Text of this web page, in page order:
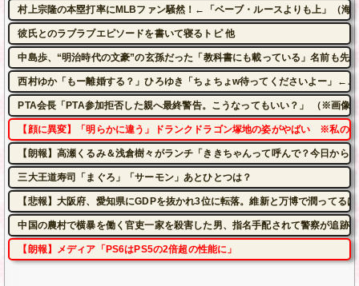
村上宗隆の本塁打率にMLBファン騒然！←「ベーブ・ルースよりも上」（海
彼氏とのラブラブエピソードを書いて寝るトピ 他
中島歩、“明治時代の文豪”の玄孫だった「教科書にも載っている」名前も先
西村ゆか「もー離婚する？」ひろゆき「ちょちょw待ってくださいよー」←こ
PTA会長「PTA参加拒否した親へ最終警告。こうなってもいい？」 （※画像
【顔に異変】「明らかに違う」ドランクドラゴン塚地の姿がやばい ※私の
【朗報】高瀬くるみ＆浅倉樹々がランチ「ききちゃんって呼んで？今日から
三大王道寿司「まぐろ」「サーモン」あとひとつは？
【悲報】大阪府、愛知県にGDPを抜かれ3位に転落。維新と万博で潤ってる
中国の農村で横暴を働く官吏一家を殺害した男、指名手配されて警察が追
【朗報】メディア「PS6はPS5の2倍超の性能に」